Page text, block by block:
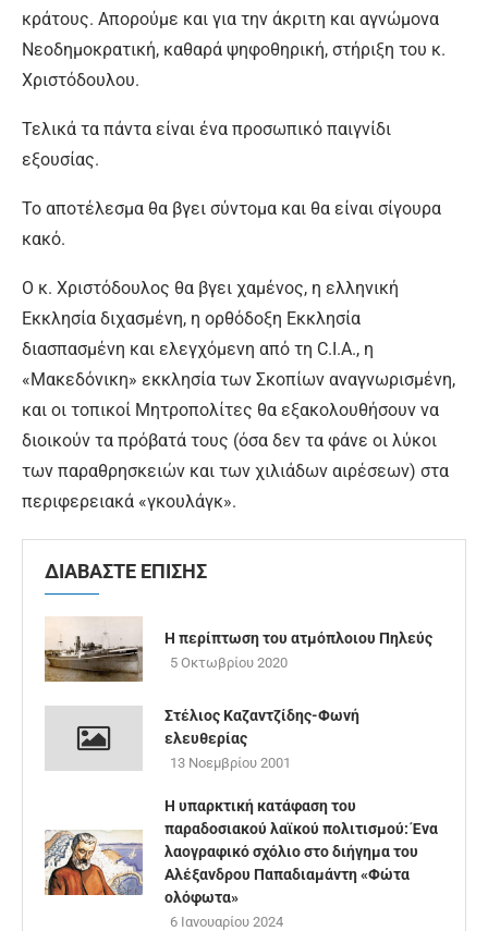
κράτους. Απορούμε και για την άκριτη και αγνώμονα
Νεοδημοκρατική, καθαρά ψηφοθηρική, στήριξη του κ.
Χριστόδουλου.
Τελικά τα πάντα είναι ένα προσωπικό παιγνίδι
εξουσίας.
Το αποτέλεσμα θα βγει σύντομα και θα είναι σίγουρα
κακό.
Ο κ. Χριστόδουλος θα βγει χαμένος, η ελληνική
Εκκλησία διχασμένη, η ορθόδοξη Εκκλησία
διασπασμένη και ελεγχόμενη από τη C.I.A., η
«Μακεδόνικη» εκκλησία των Σκοπίων αναγνωρισμένη,
και οι τοπικοί Μητροπολίτες θα εξακολουθήσουν να
διοικούν τα πρόβατά τους (όσα δεν τα φάνε οι λύκοι
των παραθρησκειών και των χιλιάδων αιρέσεων) στα
περιφερειακά «γκουλάγκ».
ΔΙΑΒΑΣΤΕ ΕΠΙΣΗΣ
Η περίπτωση του ατμόπλοιου Πηλεύς
5 Οκτωβρίου 2020
Στέλιος Καζαντζίδης-Φωνή
ελευθερίας
13 Νοεμβρίου 2001
Η υπαρκτική κατάφαση του
παραδοσιακού λαϊκού πολιτισμού: Ένα
λαογραφικό σχόλιο στο διήγημα του
Αλέξανδρου Παπαδιαμάντη «Φώτα
ολόφωτα»
6 Ιανουαρίου 2024